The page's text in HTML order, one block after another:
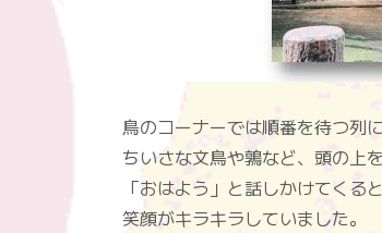
鳥のコーナーでは順番を待つ列
ちいさな文鳥や鶉など、頭の上
「おはよう」と話しかけてくる
笑顔がキラキラしていました。